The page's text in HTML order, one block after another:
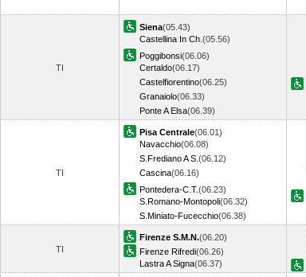
TI
Siena(05.43)
Castellina In Ch. (05.56)
Poggibonsi(06.06)
Certaldo(06.17)
Castelfiorentino(06.25)
Granaiolo(06.33)
Ponte A Elsa(06.39)
TI
Pisa Centrale(06.01)
Navacchio(06.08)
S.Frediano A S. (06.12)
Cascina(06.16)
Pontedera-C.T.(06.23)
S.Romano-Montopoli(06.32)
S.Miniato-Fucecchio(06.38)
TI
Firenze S.M.N.(06.20)
Firenze Rifredi(06.26)
Lastra A Signa(06.37)